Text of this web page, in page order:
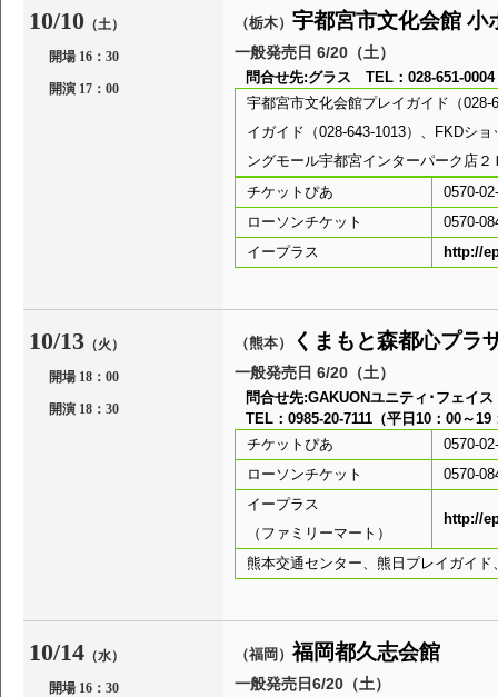
10/10 （土）
開場 16：30
開演 17：00
（栃木） 宇都宮市文化会館 小
一般発売日 6/20（土）
問合せ先:グラス TEL：028-651-0004
宇都宮市文化会館プレイガイド（
イガイド（028-643-1013）、FKDシ
ングモール宇都宮インターパーク店２
チケットぴあ
0570-
ローソンチケット
0570-
イープラス
http://
10/13 （火）
開場 18：00
開演 18：30
（熊本） くまもと森都心プラ
一般発売日 6/20（土）
問合せ先:GAKUONユニティ･フェイス
TEL：0985-20-7111（平日10：00～19
チケットぴあ
0570-
ローソンチケット
0570-
イープラス
（ファミリーマート）
http://
熊本交通センター、熊日プレイガイ
10/14 （水）
開場 16：30
（福岡）福岡都久志会館
一般発売日6/20（土）